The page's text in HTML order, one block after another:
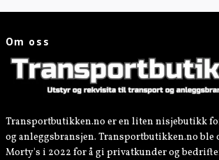
Om oss
Transportbutikken.no er en liten nisjebutikk
og anleggsbransjen. Transportbutikken.no ble
Morty's i 2022 for å gi privatkunder og